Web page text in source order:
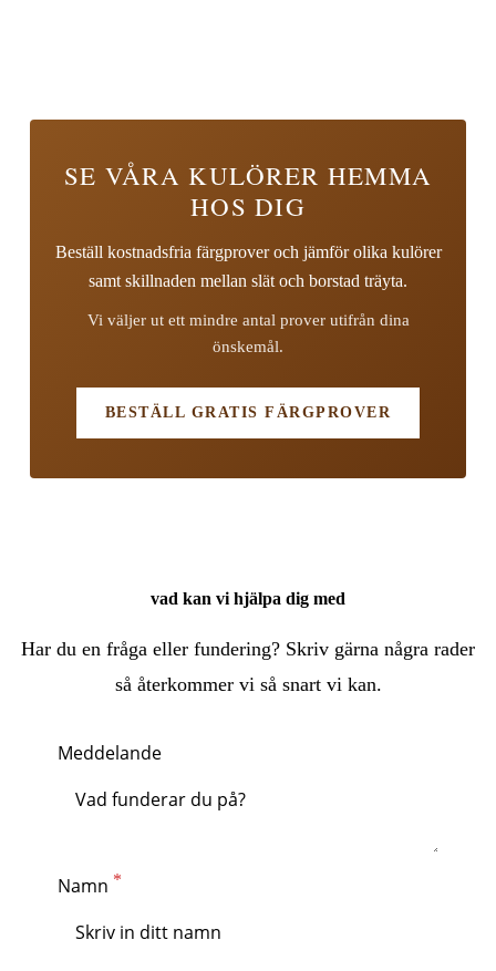
SE VÅRA KULÖRER HEMMA
HOS DIG
Beställ kostnadsfria färgprover och jämför olika kulörer
samt skillnaden mellan slät och borstad träyta.
Vi väljer ut ett mindre antal prover utifrån dina
önskemål.
BESTÄLL GRATIS FÄRGPROVER
vad kan vi hjälpa dig med
Har du en fråga eller fundering? Skriv gärna några rader
så återkommer vi så snart vi kan.
Meddelande
Namn